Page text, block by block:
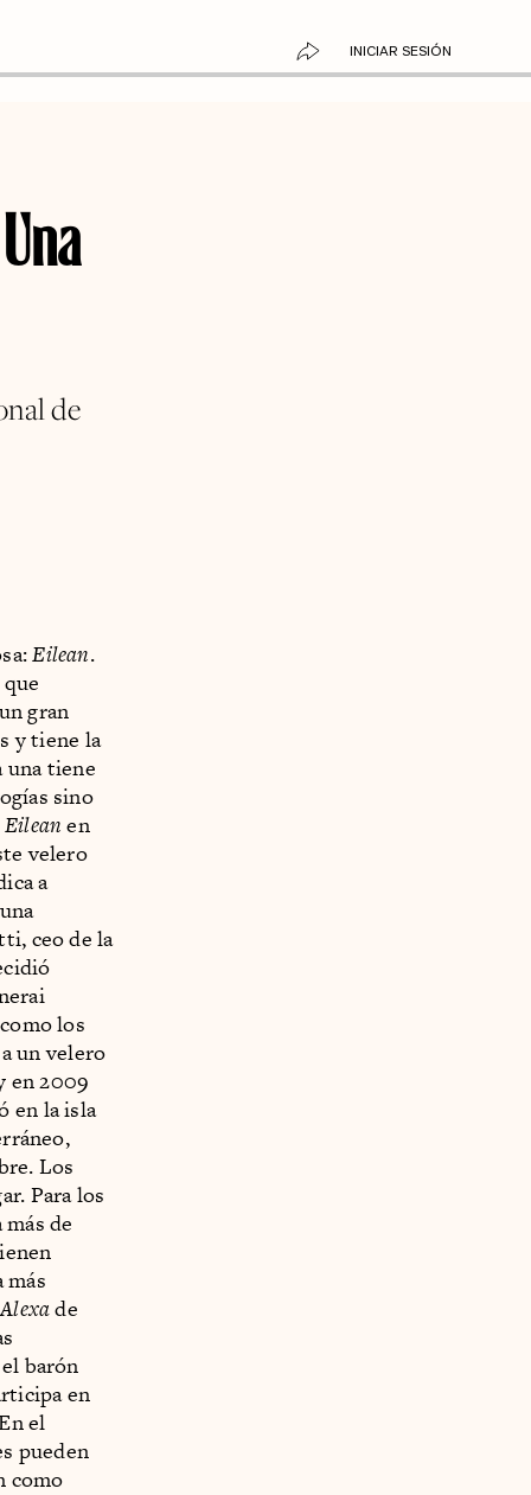
INICIAR SESIÓN
de
Eilean.
gran
y tiene la
una tiene
sino
Eilean en
velero
a
ceo de la
los
un velero
en 2009
en la isla
Los
Para los
de
más
Alexade
barón
en
el
pueden
como